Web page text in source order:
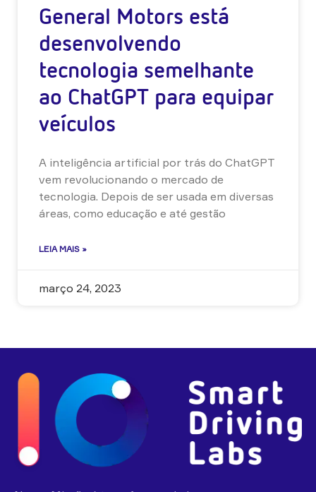
General Motors está
desenvolvendo
tecnologia semelhante
ao ChatGPT para equipar
veículos
A inteligência artificial por trás do ChatGPT
vem revolucionando o mercado de
tecnologia. Depois de ser usada em diversas
áreas, como educação e até gestão
LEIA MAIS »
março 24, 2023